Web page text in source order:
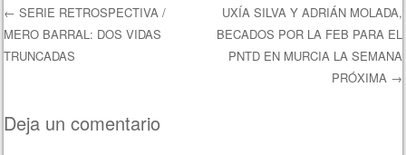
Navegación de entradas
← SERIE RETROSPECTIVA /
MERO BARRAL: DOS VIDAS
TRUNCADAS
UXÍA SILVA Y ADRIÁN MOLADA,
BECADOS POR LA FEB PARA EL
PNTD EN MURCIA LA SEMANA
PRÓXIMA →
Deja un comentario